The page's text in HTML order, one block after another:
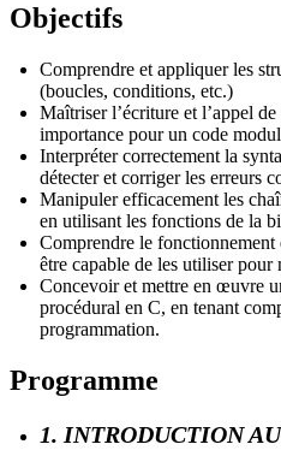
Objectifs
Comprendre et appliquer les
(boucles, conditions, etc.)
Maîtriser l’écriture et l’appel
importance pour un code
Interpréter correctement la
détecter et corriger les erreurs
Manipuler efficacement les
en utilisant les fonctions de la
Comprendre le fonctionnement
être capable de les utiliser pour
Concevoir et mettre en œuvre
procédural en C, en tenant
programmation.
Programme
1. INTRODUCTION